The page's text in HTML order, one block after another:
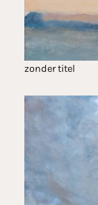
zonder titel